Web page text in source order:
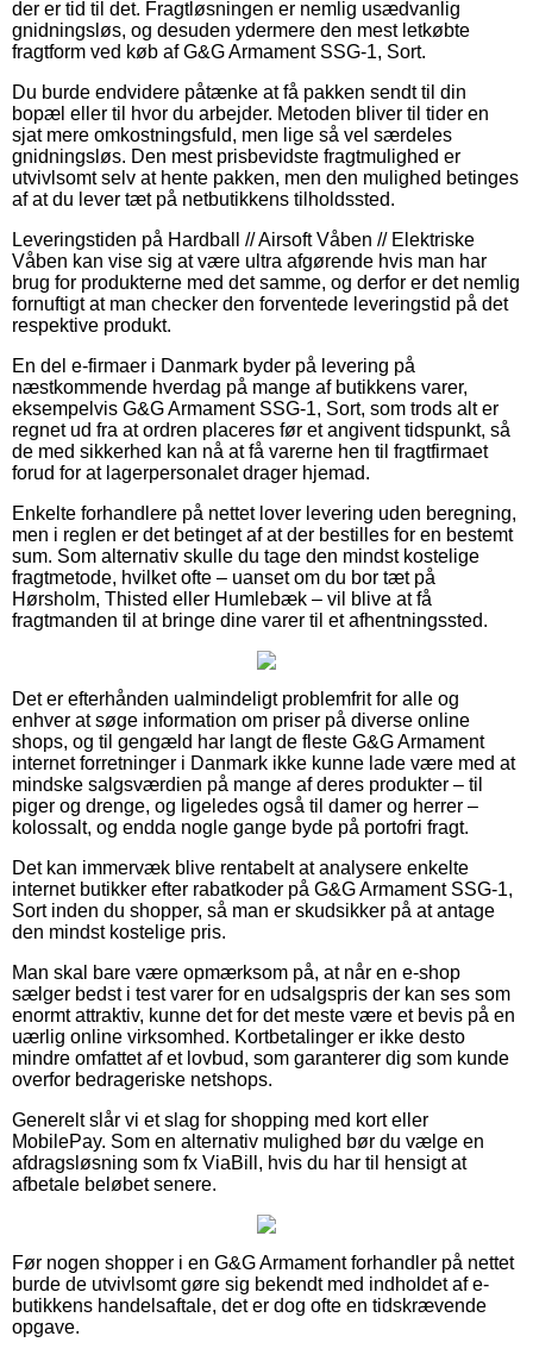
der er tid til det. Fragtløsningen er nemlig usædvanlig
gnidningsløs, og desuden ydermere den mest letkøbte
fragtform ved køb af G&G Armament SSG-1, Sort.
Du burde endvidere påtænke at få pakken sendt til din
bopæl eller til hvor du arbejder. Metoden bliver til tider en
sjat mere omkostningsfuld, men lige så vel særdeles
gnidningsløs. Den mest prisbevidste fragtmulighed er
utvivlsomt selv at hente pakken, men den mulighed betinges
af at du lever tæt på netbutikkens tilholdssted.
Leveringstiden på Hardball // Airsoft Våben // Elektriske
Våben kan vise sig at være ultra afgørende hvis man har
brug for produkterne med det samme, og derfor er det nemlig
fornuftigt at man checker den forventede leveringstid på det
respektive produkt.
En del e-firmaer i Danmark byder på levering på
næstkommende hverdag på mange af butikkens varer,
eksempelvis G&G Armament SSG-1, Sort, som trods alt er
regnet ud fra at ordren placeres før et angivent tidspunkt, så
de med sikkerhed kan nå at få varerne hen til fragtfirmaet
forud for at lagerpersonalet drager hjemad.
Enkelte forhandlere på nettet lover levering uden beregning,
men i reglen er det betinget af at der bestilles for en bestemt
sum. Som alternativ skulle du tage den mindst kostelige
fragtmetode, hvilket ofte – uanset om du bor tæt på
Hørsholm, Thisted eller Humlebæk – vil blive at få
fragtmanden til at bringe dine varer til et afhentningssted.
Det er efterhånden ualmindeligt problemfrit for alle og
enhver at søge information om priser på diverse online
shops, og til gengæld har langt de fleste G&G Armament
internet forretninger i Danmark ikke kunne lade være med at
mindske salgsværdien på mange af deres produkter – til
piger og drenge, og ligeledes også til damer og herrer –
kolossalt, og endda nogle gange byde på portofri fragt.
Det kan immervæk blive rentabelt at analysere enkelte
internet butikker efter rabatkoder på G&G Armament SSG-1,
Sort inden du shopper, så man er skudsikker på at antage
den mindst kostelige pris.
Man skal bare være opmærksom på, at når en e-shop
sælger bedst i test varer for en udsalgspris der kan ses som
enormt attraktiv, kunne det for det meste være et bevis på en
uærlig online virksomhed. Kortbetalinger er ikke desto
mindre omfattet af et lovbud, som garanterer dig som kunde
overfor bedrageriske netshops.
Generelt slår vi et slag for shopping med kort eller
MobilePay. Som en alternativ mulighed bør du vælge en
afdragsløsning som fx ViaBill, hvis du har til hensigt at
afbetale beløbet senere.
Før nogen shopper i en G&G Armament forhandler på nettet
burde de utvivlsomt gøre sig bekendt med indholdet af e-
butikkens handelsaftale, det er dog ofte en tidskrævende
opgave.